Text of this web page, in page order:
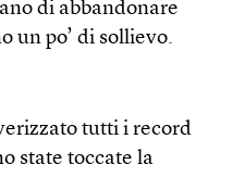
di abbandonare
un po’ di sollievo.
tutti i record
state toccate la